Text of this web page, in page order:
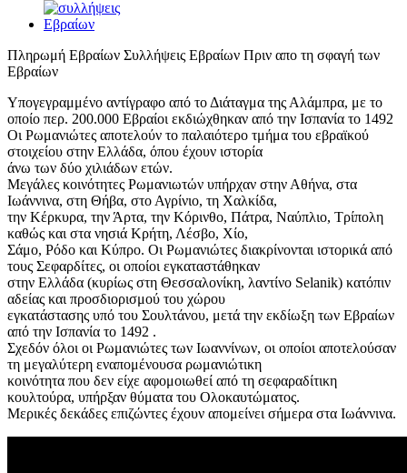
Πληρωμή Εβραίων Συλλήψεις Εβραίων Πριν απο τη σφαγή των
Εβραίων
Υπογεγραμμένο αντίγραφο από το Διάταγμα της Αλάμπρα, με το
οποίο περ. 200.000 Εβραίοι εκδιώχθηκαν από την Ισπανία το 1492
Οι Ρωμανιώτες αποτελούν το παλαιότερο τμήμα του εβραϊκού
στοιχείου στην Ελλάδα, όπου έχουν ιστορία
άνω των δύο χιλιάδων ετών.
Μεγάλες κοινότητες Ρωμανιωτών υπήρχαν στην Αθήνα, στα
Ιωάννινα, στη Θήβα, στο Αγρίνιο, τη Χαλκίδα,
την Κέρκυρα, την Άρτα, την Κόρινθο, Πάτρα, Ναύπλιο, Τρίπολη
καθώς και στα νησιά Κρήτη, Λέσβο, Χίο,
Σάμο, Ρόδο και Κύπρο. Οι Ρωμανιώτες διακρίνονται ιστορικά από
τους Σεφαρδίτες, οι οποίοι εγκαταστάθηκαν
στην Ελλάδα (κυρίως στη Θεσσαλονίκη, λαντίνο Selanik) κατόπιν
αδείας και προσδιορισμού του χώρου
εγκατάστασης υπό του Σουλτάνου, μετά την εκδίωξη των Εβραίων
από την Ισπανία το 1492 .
Σχεδόν όλοι οι Ρωμανιώτες των Ιωαννίνων, οι οποίοι αποτελούσαν
τη μεγαλύτερη εναπομένουσα ρωμανιώτικη
κοινότητα που δεν είχε αφομοιωθεί από τη σεφαραδίτικη
κουλτούρα, υπήρξαν θύματα του Ολοκαυτώματος.
Μερικές δεκάδες επιζώντες έχουν απομείνει σήμερα στα Ιωάννινα.